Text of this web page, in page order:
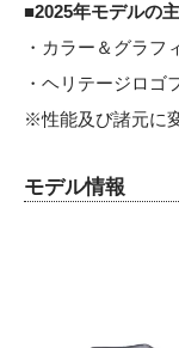
■2025年モデルの
・カラー＆グラフ
・ヘリテージロゴ
※性能及び諸元に
モデル情報